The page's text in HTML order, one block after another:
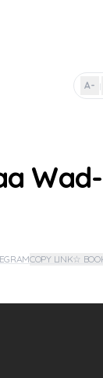
A- |
Wad-
COPY LINK☆